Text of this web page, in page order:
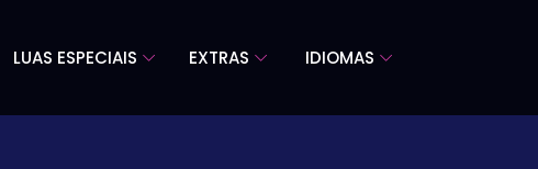
LUAS ESPECIAIS EXTRAS IDIOMAS